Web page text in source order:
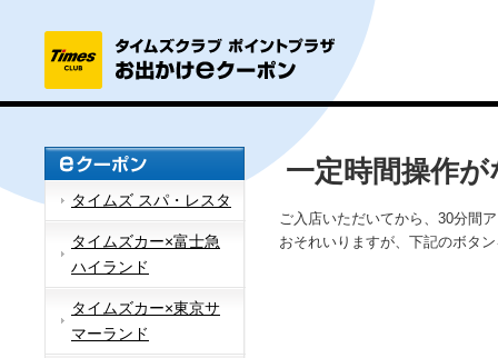
タイムズ スパ・レスタ
タイムズカー×富士急
ハイランド
タイムズカー×東京サ
マーランド
一定時間操作
ご入店いただいてから、30分間
おそれいりますが、下記のボタ